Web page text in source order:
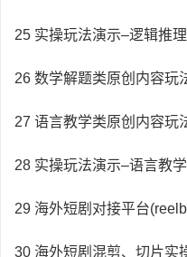
25 实操玩法演示–逻辑推
26 数学解题类原创内容玩
27 语言教学类原创内容玩
28 实操玩法演示–语言教
29 海外短剧对接平台
30 海外短剧混剪、切片实